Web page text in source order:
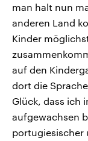
man halt nun
anderen Land
Kinder
auf den
dort die
Glück, dass ich
aufgewachsen
portugiesischer